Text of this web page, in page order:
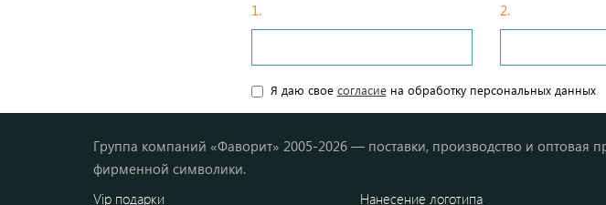
1.Введите ваши данные 2.С Вами
Я даю свое согласиена обработку персональных данных
Группа компаний «Фаворит» 2005-2026 — поставки, производство и
фирменной символики.
Vip подарки
Нанесение логотипа